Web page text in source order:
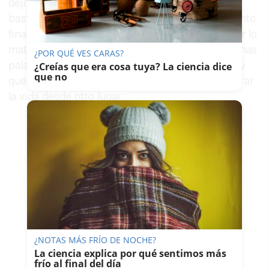
dejó huella: "Tengo una tolerancia del dolor
bastante alta. Este paseo en la vida tiene un punto
final para todos y he tratado de aprender a soltar lo
material y los rencores para poder disfrutar". Unas
palabras que arrancaron el aplauso del público y
que definen a una mujer que ha aprendido a mirar
¿POR QUÉ VES CARAS?
¿Creías que era cosa tuya? La ciencia dice
que no
¿NOTAS MÁS FRÍO DE NOCHE?
La ciencia explica por qué sentimos más
frío al final del día